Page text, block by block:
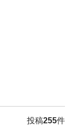
投稿255件